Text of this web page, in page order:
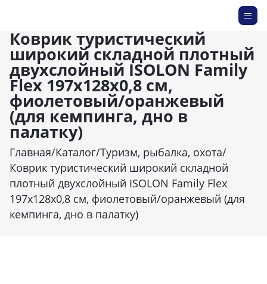
Коврик туристический
широкий складной плотный
двухслойный ISOLON Family
Flex 197х128х0,8 см,
фиолетовый/оранжевый
(для кемпинга, дно в
палатку)
Главная/Каталог/Туризм, рыбалка, охота/
Коврик туристический широкий складной
плотный двухслойный ISOLON Family Flex
197х128х0,8 см, фиолетовый/оранжевый (для
кемпинга, дно в палатку)